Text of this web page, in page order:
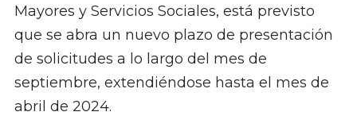
Mayores y Servicios Sociales, está previsto
que se abra un nuevo plazo de presentación
de solicitudes a lo largo del mes de
septiembre, extendiéndose hasta el mes de
abril de 2024.